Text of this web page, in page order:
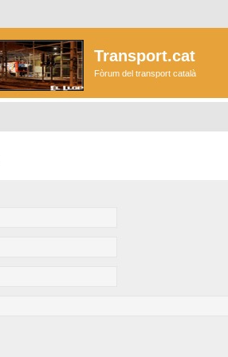
Transport.cat
Fòrum del transport català